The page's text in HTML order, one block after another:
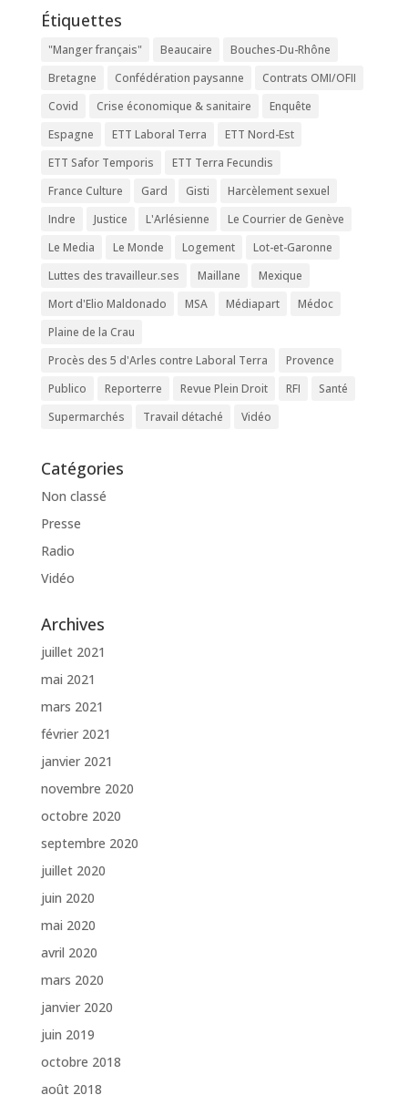
Étiquettes
"Manger français" Beaucaire
Bouches-Du-Rhône
Bretagne
Confédération paysanne
Contrats OMI/OFII
Covid
Crise économique & sanitaire
Enquête
Espagne
ETT Laboral Terra
ETT Nord-Est
ETT Safor Temporis
ETT Terra Fecundis
France Culture
Gard Gisti
Harcèlement sexuel
Indre
Justice L'Arlésienne
Le Courrier de Genève
Le Media
Le Monde Logement
Lot-et-Garonne
Luttes des travailleur.ses
Maillane
Mexique
Mort d'Elio Maldonado
MSA Médiapart
Médoc
Plaine de la Crau
Procès des 5 d'Arles contre Laboral Terra
Provence
Publico
Reporterre Revue Plein Droit RFI
Santé
Supermarchés
Travail détaché Vidéo
Catégories
Non classé
Presse
Radio
Vidéo
Archives
juillet 2021
mai 2021
mars 2021
février 2021
janvier 2021
novembre 2020
octobre 2020
septembre 2020
juillet 2020
juin 2020
mai 2020
avril 2020
mars 2020
janvier 2020
juin 2019
octobre 2018
août 2018